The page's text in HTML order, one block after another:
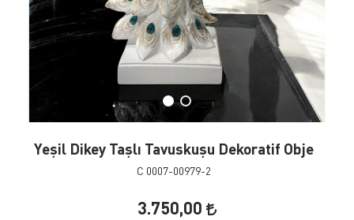
Yeşil Dikey Taşlı Tavuskuşu Dekoratif Obje
C 0007-00979-2
3.750,00